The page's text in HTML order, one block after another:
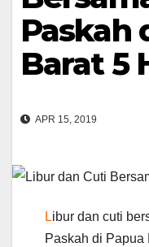
Paskah
Barat 5
APR 15, 2019
Libur dan cuti
Paskah di Papua